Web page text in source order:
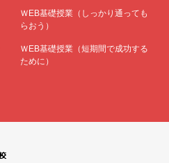
ＷEB基礎授業（しっかり通っても
らおう）
ＷEB基礎授業（短期間で成功する
ために）